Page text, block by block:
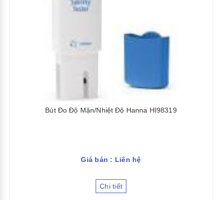
Bút Đo Độ Mặn/Nhiệt Độ Hanna HI98319
Giá bán : Liên hệ
Chi tiết